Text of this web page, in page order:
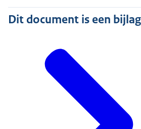
Dit document is een